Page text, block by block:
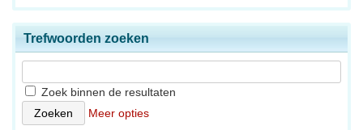
Trefwoorden zoeken
Zoek binnen de resultaten
Meer opties